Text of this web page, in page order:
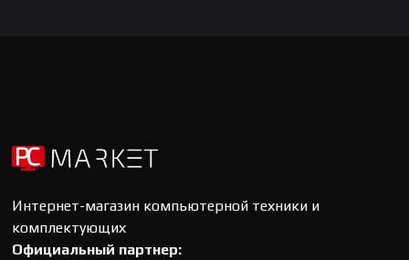
Интернет-магазин компьютерной техники и
комплектующих
Официальный партнер: